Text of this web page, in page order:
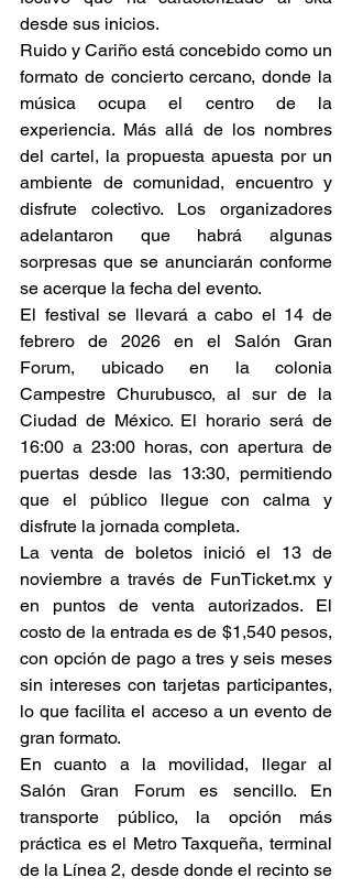
desde sus inicios.
Ruido y Cariño está concebido como un
formato de concierto cercano, donde la
música ocupa el centro de la
experiencia. Más allá de los nombres
del cartel, la propuesta apuesta por un
ambiente de comunidad, encuentro y
disfrute colectivo. Los organizadores
adelantaron que habrá algunas
sorpresas que se anunciarán conforme
se acerque la fecha del evento.
El festival se llevará a cabo el 14 de
febrero de 2026 en el Salón Gran
Forum, ubicado en la colonia
Campestre Churubusco, al sur de la
Ciudad de México. El horario será de
16:00 a 23:00 horas, con apertura de
puertas desde las 13:30, permitiendo
que el público llegue con calma y
disfrute la jornada completa.
La venta de boletos inició el 13 de
noviembre a través de FunTicket.mx y
en puntos de venta autorizados. El
costo de la entrada es de $1,540 pesos,
con opción de pago a tres y seis meses
sin intereses con tarjetas participantes,
lo que facilita el acceso a un evento de
gran formato.
En cuanto a la movilidad, llegar al
Salón Gran Forum es sencillo. En
transporte público, la opción más
práctica es el Metro Taxqueña, terminal
de la Línea 2, desde donde el recinto se